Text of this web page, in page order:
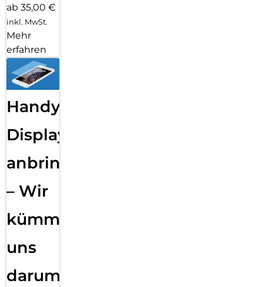
ab 35,00 €
inkl. MwSt.
Mehr
erfahren
Handy
Displayfolie
anbringen
– Wir
kümmern
uns
darum!